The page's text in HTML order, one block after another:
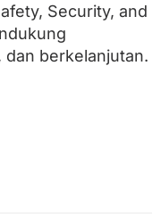
Security, and
dan berkelanjutan.